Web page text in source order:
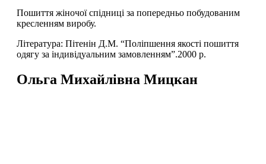
Пошиття жіночої спідниці за попередньо побудованим
кресленням виробу.
Література: Пітенін Д.М. “Поліпшення якості пошиття
одягу за індивідуальним замовленням”.2000 р.
Ольга Михайлівна Мицкан